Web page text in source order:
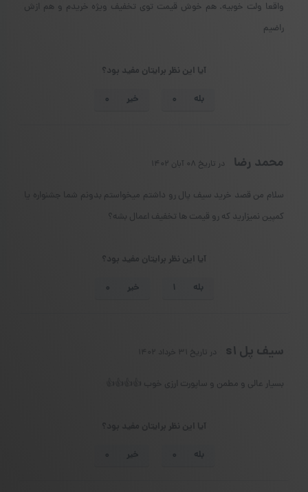
واقعا ولت خوبیه. هم خوش قیمت توی تخفیف ویژه خریدم و هم ازش
راضیم
آیا این نظر برایتان مفید بود؟
بله
خیر
محمد رضا در تاریخ ۰۸ آبان ۱۴۰۲
سلام من قصد خرید سیف پال رو داشتم میخواستم بدونم شما جشنواره یا
کمپین نمیزارید که رو قیمت ها تخفیف اعمال بشه؟
آیا این نظر برایتان مفید بود؟
بله
خیر
سیف پل s1 در تاریخ ۳۱ خرداد ۱۴۰۲
بسیار عالی و مطمن و ساپورت ارزی خوب 👍👍👍👍
آیا این نظر برایتان مفید بود؟
بله